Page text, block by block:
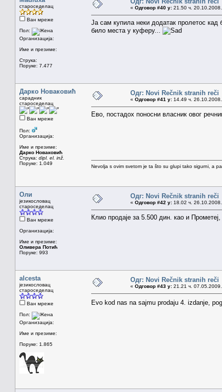
староседелац
Ван мреже
Пол:
Организација:
Име и презиме:
Струка:
Поруке: 7.477
« Одговор #40 у: 21.50 ч.
Ја сам купила неки додатак пролетос
било места у куферу...
Дарко Новаковић
сарадник
староседелац
Ван мреже
Пол:
Организација:
Име и презиме:
Дарко Новаковић
Струка: dipl. el. inž.
Поруке: 1.049
Одг: Novi Rečnik stranih reči
« Одговор #41 у: 14.49 ч.
Ево, постадох поносни власник овог
Nevolja s ovim svetom je ta što su glupi tako sigurni, a
Оли
језикословац
староседелац
Ван мреже
Организација:
Име и презиме:
Оливера Потић
Поруке: 993
Одг: Novi Rečnik stranih reči
« Одговор #42 у: 18.02 ч.
Клио продаје за 5.500 дин. као и
alcesta
језикословац
староседелац
Ван мреже
Пол:
Организација:
Име и презиме:
Поруке: 1.865
Одг: Novi Rečnik stranih reči
« Одговор #43 у: 21.21 ч.
Evo kod nas na sajmu prodaju 4. izdanje,